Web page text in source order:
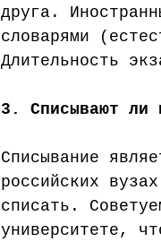
друга.
словарями
Длительность
3. Списывают ли
Списывание
российских
списать.
университете,